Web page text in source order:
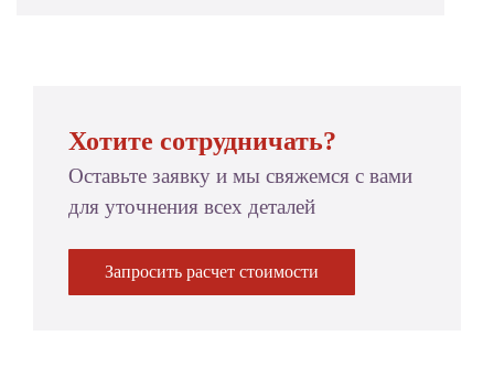
Хотите сотрудничать?
Оставьте заявку и мы свяжемся с вами
для уточнения всех деталей
Запросить расчет стоимости